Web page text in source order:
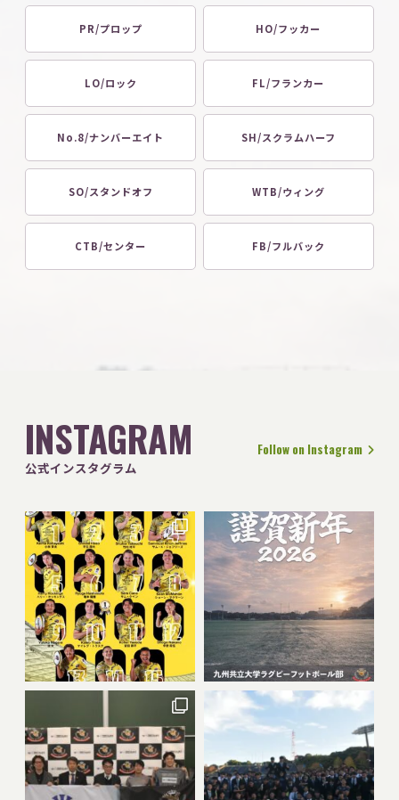
PR/プロップ HO/フッカー
LO/ロック FL/フランカー
No.8/ナンバーエイト SH/スクラムハーフ
SO/スタンドオフ WTB/ウィング
CTB/センター FB/フルバック
INSTAGRAM
公式インスタグラム
Follow on Instagram